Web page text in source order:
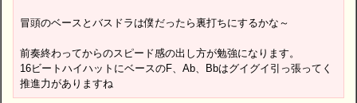
冒頭のベースとバスドラは僕だったら裏打ちにするかな～
前奏終わってからのスピード感の出し方が勉強になります。
16ビートハイハットにベースのF、Ab、Bbはグイグイ引っ張ってく
推進力がありますね